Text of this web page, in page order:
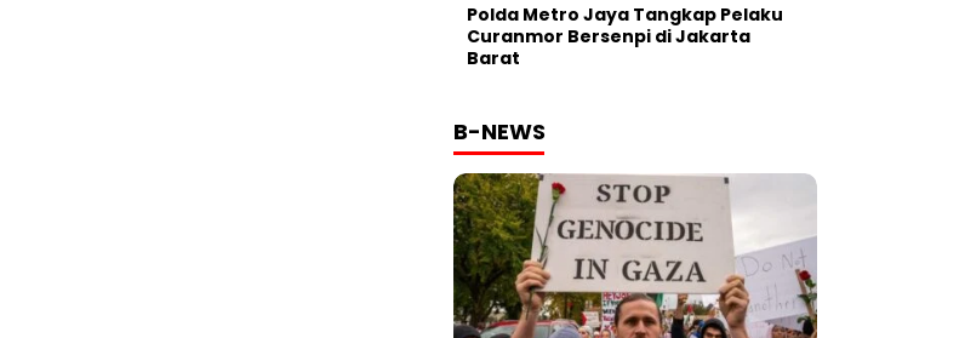
Polda Metro Jaya Tangkap Pelaku
Curanmor Bersenpi di Jakarta
Barat
B-NEWS